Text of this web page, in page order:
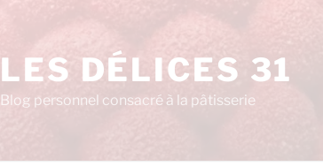
LES DÉLICES 31
Blog personnel consacré à la pâtisserie